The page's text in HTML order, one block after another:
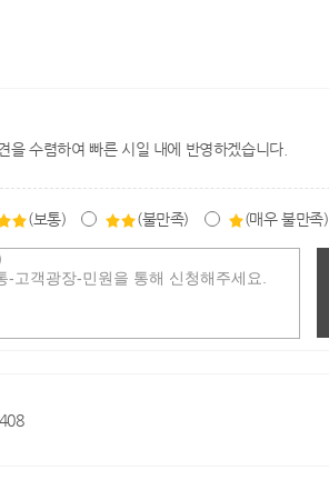
수렴하여 빠른 시일 내에 반영하겠습니다.
(보통) (불만족) (매우 불만족)